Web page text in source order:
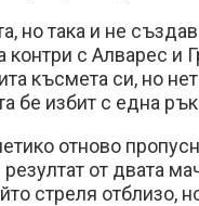
но така и не
с Алварес и
късмета си, но
бе избит с една
отново
от двата
стреля отблизо,